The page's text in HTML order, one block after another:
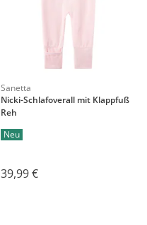
Sanetta
Nicki-Schlafoverall mit Klappfuß
Reh
Neu
39,99 €